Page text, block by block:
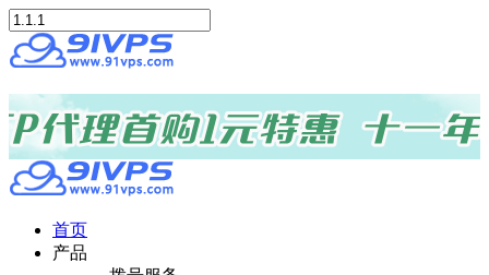
首页
产品